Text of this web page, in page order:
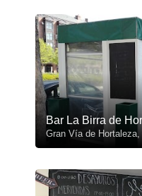
Bar La Birra de
Gran Vía de